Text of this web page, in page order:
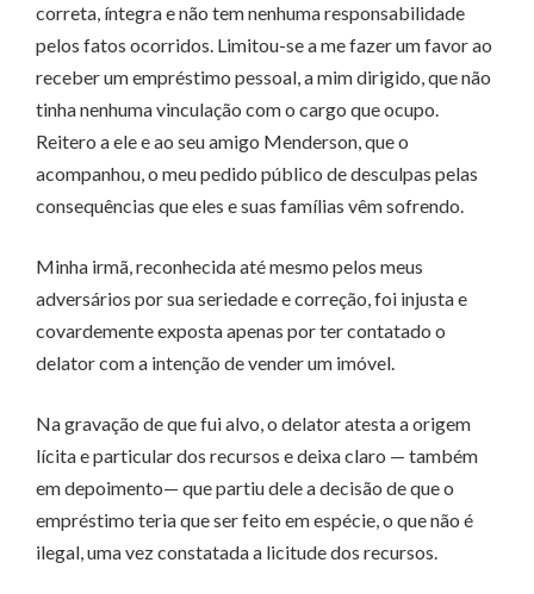
correta, íntegra e não tem nenhuma responsabilidade
pelos fatos ocorridos. Limitou-se a me fazer um favor ao
receber um empréstimo pessoal, a mim dirigido, que não
tinha nenhuma vinculação com o cargo que ocupo.
Reitero a ele e ao seu amigo Menderson, que o
acompanhou, o meu pedido público de desculpas pelas
consequências que eles e suas famílias vêm sofrendo.
Minha irmã, reconhecida até mesmo pelos meus
adversários por sua seriedade e correção, foi injusta e
covardemente exposta apenas por ter contatado o
delator com a intenção de vender um imóvel.
Na gravação de que fui alvo, o delator atesta a origem
lícita e particular dos recursos e deixa claro — também
em depoimento— que partiu dele a decisão de que o
empréstimo teria que ser feito em espécie, o que não é
ilegal, uma vez constatada a licitude dos recursos.